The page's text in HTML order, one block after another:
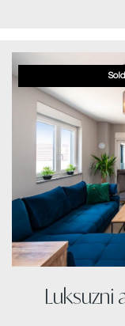
Sold
Luksuzni